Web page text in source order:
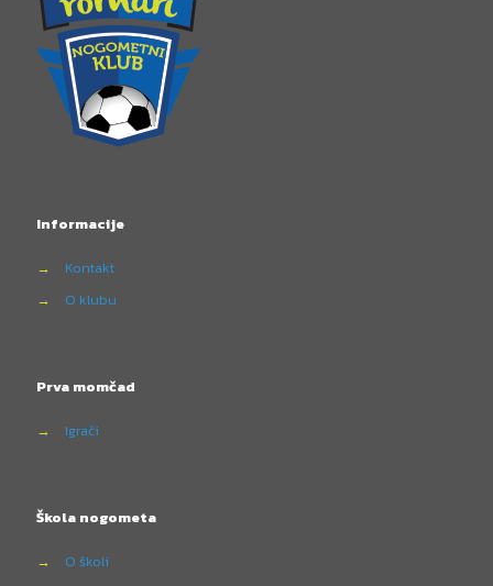
Informacije
→
Kontakt
→
O klubu
Prva momčad
→ Igrači
Škola nogometa
→
O školi